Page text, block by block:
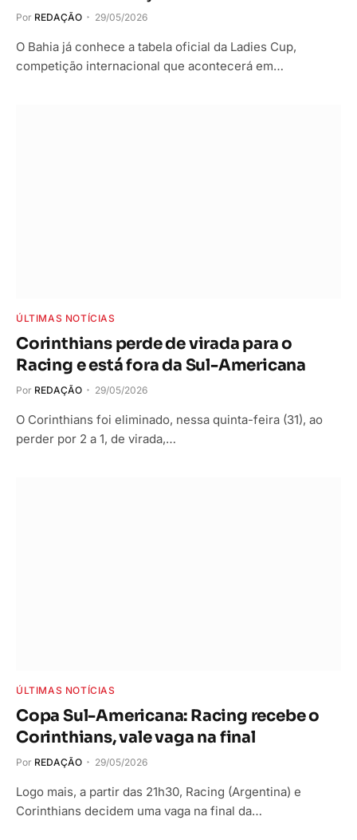
Por REDAÇÃO 29/05/2026
O Bahia já conhece a tabela oficial da Ladies Cup,
competição internacional que acontecerá em…
ÚLTIMAS NOTÍCIAS
Corinthians perde de virada para o
Racing e está fora da Sul-Americana
Por REDAÇÃO 29/05/2026
O Corinthians foi eliminado, nessa quinta-feira (31), ao
perder por 2 a 1, de virada,…
ÚLTIMAS NOTÍCIAS
Copa Sul-Americana: Racing recebe o
Corinthians, vale vaga na final
Por REDAÇÃO 29/05/2026
Logo mais, a partir das 21h30, Racing (Argentina) e
Corinthians decidem uma vaga na final da…